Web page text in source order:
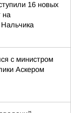
16 новых
на
с министром
Аскером